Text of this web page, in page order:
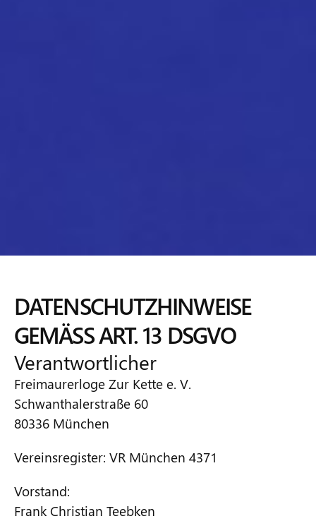
DATENSCHUTZHINWEISE
GEMÄSS ART. 13 DSGVO
Verantwortlicher
Freimaurerloge Zur Kette e. V.
Schwanthalerstraße 60
80336 München
Vereinsregister: VR München 4371
Vorstand:
Frank Christian Teebken